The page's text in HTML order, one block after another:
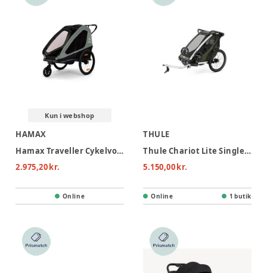
Kun i webshop
HAMAX
Hamax Traveller Cykelvogn - Khaki Green
2.975,20 kr.
Online
THULE
Thule Chariot Lite Single Cykelvogn - Vintage Green
5.150,00 kr.
Online 1 butik